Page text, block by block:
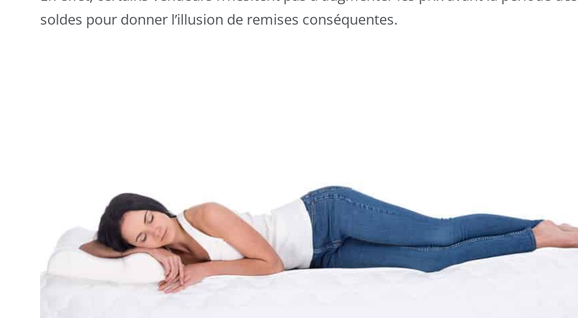
soldes pour donner l’illusion de remises conséquentes.